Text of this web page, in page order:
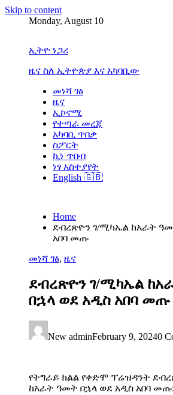
Skip to content
Monday, August 10
ኢትዮ ነጋሪ
ዜና ስለ ኢትዮጵያ እና አካባቢው
መነሻ ገፅ
ዜና
ኢኮኖሚ
የተጣራ መረጃ
አካባቢ ጥበቃ
ስፖርት
ኪነ ጥበብ
ነፃ አስተያየት
English 🇬🇧
Home
ደብረጽዮን ገ/ሚካኤል ከአራት
አበባ መጡ
መነሻ ገፅ, ዜና
ደብረጽዮን ገ/ሚካኤል
በኋላ ወደ አዲስ አበባ መጡ
New adminFebruary 9, 20240
የትግራይ ክልል የቀድሞ ፕሬዝዳንት
ከአራት ዓመት በኋላ ወደ አዲስ አበባ